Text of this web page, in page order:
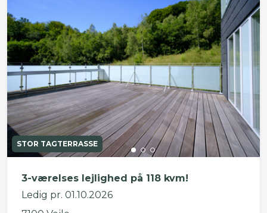
STOR TAGTERRASSE
3-værelses lejlighed på 118 kvm!
Ledig pr. 01.10.2026